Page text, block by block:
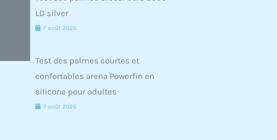
LD silver
7 août 2026
Test des palmes courtes et
confortables arena Powerfin en
silicone pour adultes
7 août 2026